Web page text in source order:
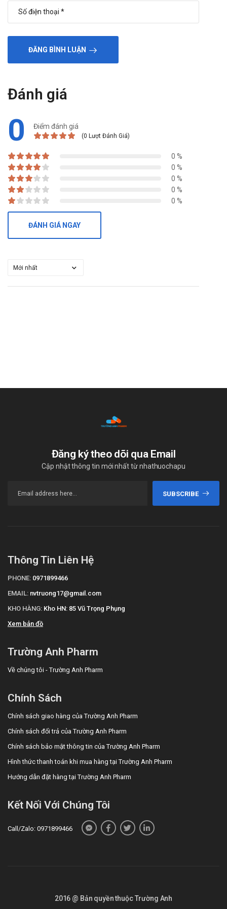
ĐĂNG BÌNH LUẬN
Đánh giá
0 Điểm đánh giá
(0 Lượt Đánh Giá)
0 %
0 %
0 %
0 %
0 %
ĐÁNH GIÁ NGAY
Đăng ký theo dõi qua Email
Cập nhật thông tin mới nhất từ nhathuochapu
SUBSCRIBE
Thông Tin Liên Hệ
PHONE: 0971899466
EMAIL: nvtruong17@gmail.com
KHO HÀNG: Kho HN: 85 Vũ Trọng Phụng
Xem bản đồ
Trường Anh Pharm
Về chúng tôi - Trường Anh Pharm
Chính Sách
Chính sách giao hàng của Trường Anh Pharm
Chính sách đổi trả của Trường Anh Pharm
Chính sách bảo mật thông tin của Trường Anh Pharm
Hình thức thanh toán khi mua hàng tại Trường Anh Pharm
Hướng dẫn đặt hàng tại Trường Anh Pharm
Kết Nối Với Chúng Tôi
Call/Zalo: 0971899466
2016 @ Bản quyền thuộc Trường Anh